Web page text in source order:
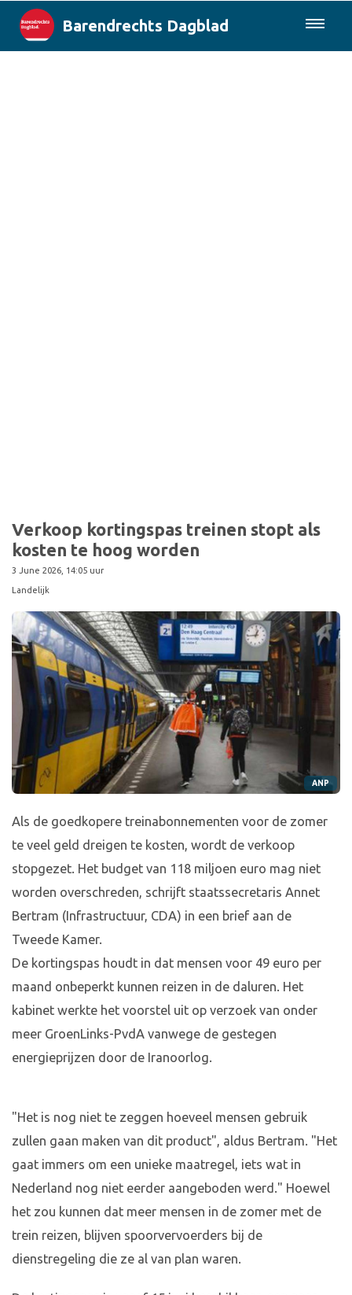
Barendrechts Dagblad
Verkoop kortingspas treinen stopt als
kosten te hoog worden
3 June 2026, 14:05 uur
Landelijk
ANP
Als de goedkopere treinabonnementen voor de zomer
te veel geld dreigen te kosten, wordt de verkoop
stopgezet. Het budget van 118 miljoen euro mag niet
worden overschreden, schrijft staatssecretaris Annet
Bertram (Infrastructuur, CDA) in een brief aan de
Tweede Kamer.
De kortingspas houdt in dat mensen voor 49 euro per
maand onbeperkt kunnen reizen in de daluren. Het
kabinet werkte het voorstel uit op verzoek van onder
meer GroenLinks-PvdA vanwege de gestegen
energieprijzen door de Iranoorlog.
"Het is nog niet te zeggen hoeveel mensen gebruik
zullen gaan maken van dit product", aldus Bertram. "Het
gaat immers om een unieke maatregel, iets wat in
Nederland nog niet eerder aangeboden werd." Hoewel
het zou kunnen dat meer mensen in de zomer met de
trein reizen, blijven spoorvervoerders bij de
dienstregeling die ze al van plan waren.